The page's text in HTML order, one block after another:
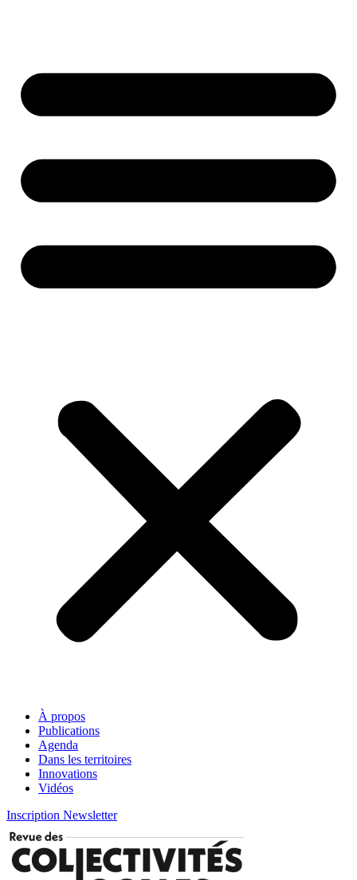
À propos
Publications
Agenda
Dans les territoires
Innovations
Vidéos
Inscription Newsletter